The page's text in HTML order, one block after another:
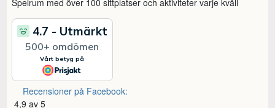
Recensioner på Facebook:
4,9 av 5